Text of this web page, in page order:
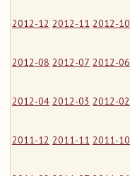
2012-12 2012-11 2012-10
2012-08 2012-07 2012-06
2012-04 2012-03 2012-02
2011-12 2011-11 2011-10